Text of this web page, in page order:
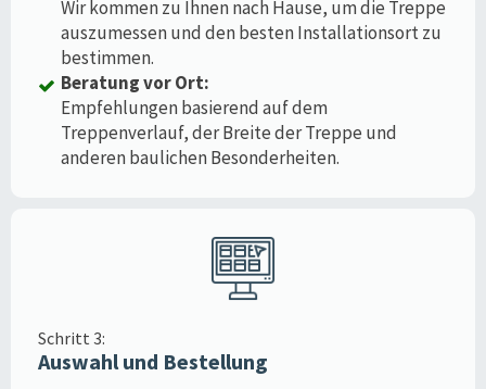
Wir kommen zu Ihnen nach Hause, um die Treppe
auszumessen und den besten Installationsort zu
bestimmen.
Beratung vor Ort:
Empfehlungen basierend auf dem
Treppenverlauf, der Breite der Treppe und
anderen baulichen Besonderheiten.
Schritt 3:
Auswahl und Bestellung